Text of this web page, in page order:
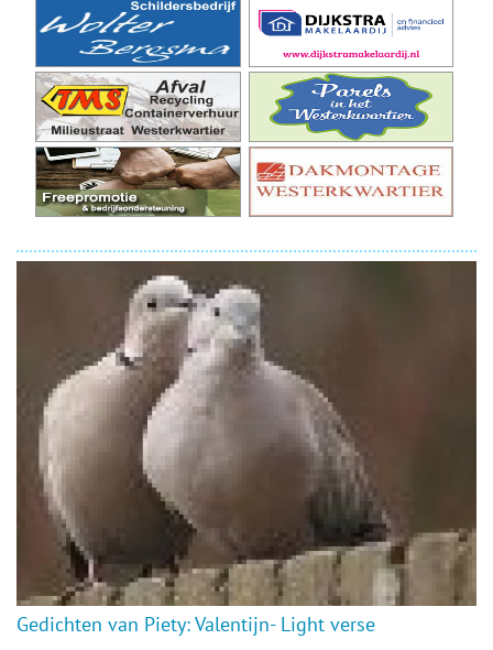
Gedichten van Piety: Valentijn- Light verse